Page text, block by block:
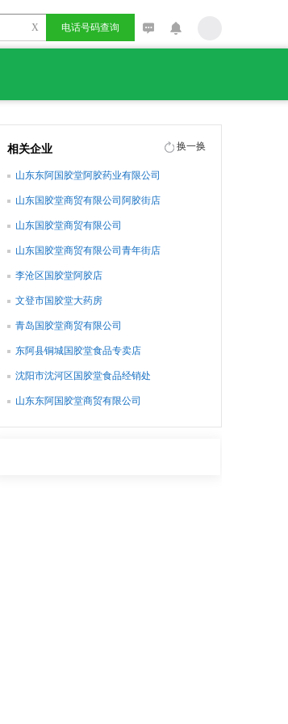
X 电话号码查询
相关企业 换一换
山东东阿国胶堂阿胶药业有限公司
山东国胶堂商贸有限公司阿胶街店
山东国胶堂商贸有限公司
山东国胶堂商贸有限公司青年街店
李沧区国胶堂阿胶店
文登市国胶堂大药房
青岛国胶堂商贸有限公司
东阿县铜城国胶堂食品专卖店
沈阳市沈河区国胶堂食品经销处
山东东阿国胶堂商贸有限公司